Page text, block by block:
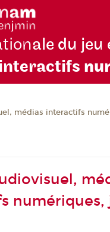
ale du jeu
médias interactifs
numériques,